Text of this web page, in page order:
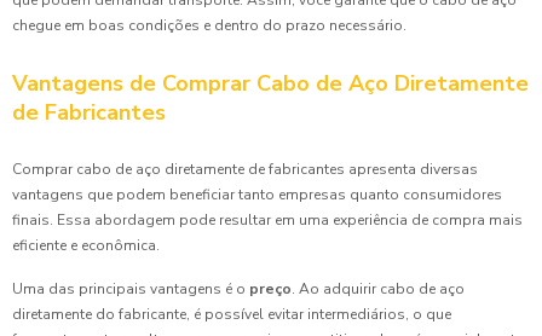
chegue em boas condições e dentro do prazo necessário.
Vantagens de Comprar Cabo de Aço Diretamente
de Fabricantes
Comprar cabo de aço diretamente de fabricantes apresenta diversas
vantagens que podem beneficiar tanto empresas quanto consumidores
finais. Essa abordagem pode resultar em uma experiência de compra mais
eficiente e econômica.
Uma das principais vantagens é o preço. Ao adquirir cabo de aço
diretamente do fabricante, é possível evitar intermediários, o que